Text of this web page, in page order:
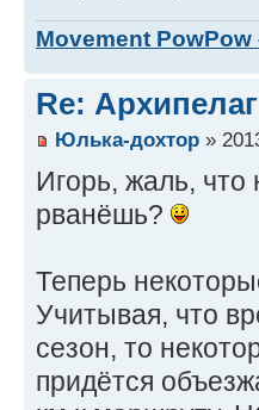
Movement
Re:
Юлька-дохтор »
Игорь, жаль,
рванёшь?
Теперь
Учитывая, что
сезон, то
придётся